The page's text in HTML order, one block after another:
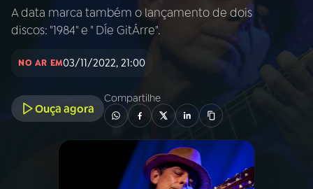
Início AO VIVO
INÍCIO
A RÁDIO
PROGRAMAÇÃO
A data marca também o lançamento de dois
discos: "1984" e " DÍe GitÁrre".
NO AR EM03/11/2022, 21:00
Ouça agora
Compartilhe